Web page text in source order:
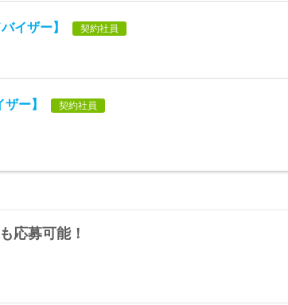
イザー】 契約社員
ー】 契約社員
応募可能！